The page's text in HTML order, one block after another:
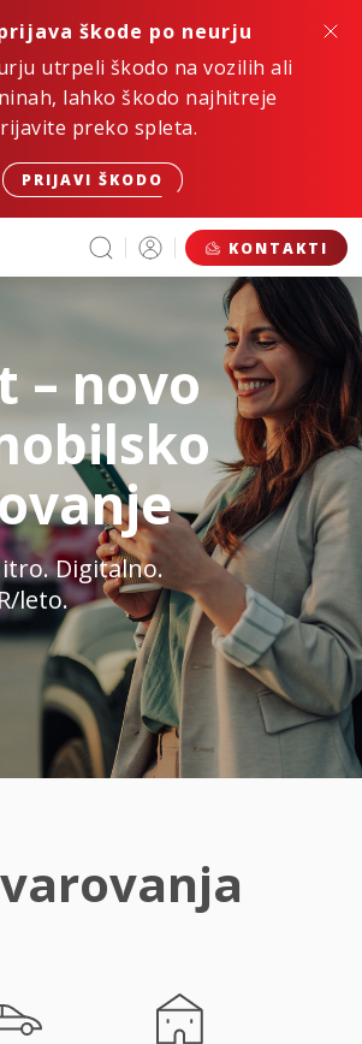
škode po neurju
utrpeli škodo na vozilih ali
lahko škodo najhitreje
preko spleta.
PRIJAVI ŠKODO
KONTAKTI
– novo
Digitalno.
leto.